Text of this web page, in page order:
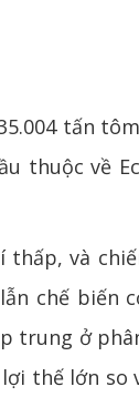
tấn
thuộc về
thấp, và
chế biến
trung ở
thế lớn so